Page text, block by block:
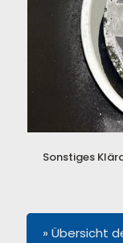
Sonstiges
» Übersicht